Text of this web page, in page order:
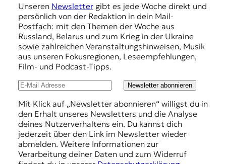
Unseren Newslettergibt es jede Woche direkt und
persönlich von der Redaktion in dein Mail-
Postfach: mit den Themen der Woche aus
Russland, Belarus und zum Krieg in der Ukraine
sowie zahlreichen Veranstaltungshinweisen, Musik
aus unseren Fokusregionen, Leseempfehlungen,
Film- und Podcast-Tipps.
Newsletter abonnieren
Mit Klick auf „Newsletter abonnieren“ willigst du in
den Erhalt unseres Newsletters und die Analyse
deines Nutzerverhaltens ein. Du kannst dich
jederzeit über den Link im Newsletter wieder
abmelden. Weitere Informationen zur
Verarbeitung deiner Daten und zum Widerruf